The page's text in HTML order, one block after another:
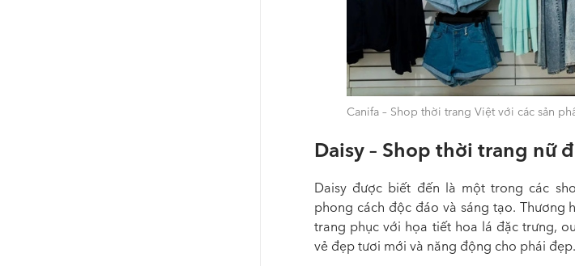
Canifa – Shop thời trang Việt với các sản
Daisy – Shop thời trang nữ
Daisy được biết đến là một trong các
phong cách độc đáo và sáng tạo. Thương
trang phục với họa tiết hoa lá đặc trưng,
vẻ đẹp tươi mới và năng động cho phái đẹp.